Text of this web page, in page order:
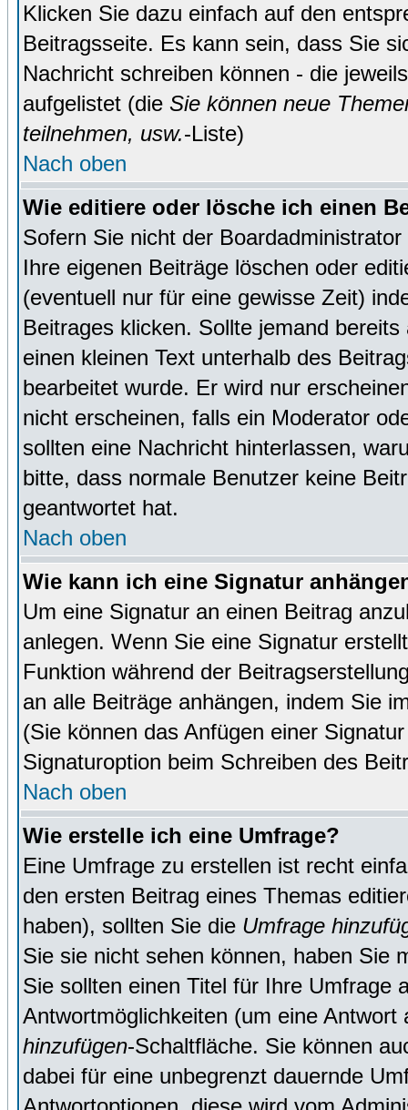
Klicken Sie dazu einfach auf den
Beitragsseite. Es kann sein, dass Sie
Nachricht schreiben können - die
aufgelistet (die Sie können neue
teilnehmen, usw.-Liste)
Nach oben
Wie editiere oder lösche ich einen
Sofern Sie nicht der
Ihre eigenen Beiträge löschen oder
(eventuell nur für eine gewisse Zeit)
Beitrages klicken. Sollte jemand
einen kleinen Text unterhalb des
bearbeitet wurde. Er wird nur
nicht erscheinen, falls ein Moderator
sollten eine Nachricht hinterlassen,
bitte, dass normale Benutzer keine
geantwortet hat.
Nach oben
Wie kann ich eine Signatur
Um eine Signatur an einen Beitrag
anlegen. Wenn Sie eine Signatur
Funktion während der
an alle Beiträge anhängen, indem Sie
(Sie können das Anfügen einer
Signaturoption beim Schreiben des
Nach oben
Wie erstelle ich eine Umfrage?
Eine Umfrage zu erstellen ist recht
den ersten Beitrag eines Themas
haben), sollten Sie die Umfrage
Sie sie nicht sehen können, haben Sie
Sie sollten einen Titel für Ihre Umfrage
Antwortmöglichkeiten (um eine
hinzufügen-Schaltfläche. Sie können
dabei für eine unbegrenzt dauernde